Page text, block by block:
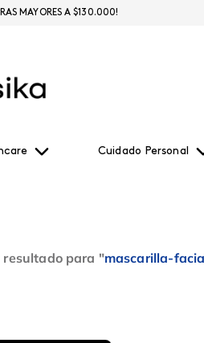
Cuidado Personal
MAYORES A $130.000!
resultado para "mascarilla-